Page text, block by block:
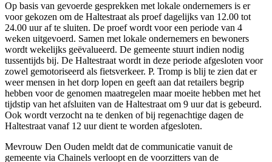
Op basis van gevoerde gesprekken met lokale ondernemers is er
voor gekozen om de Haltestraat als proef dagelijks van 12.00 tot
24.00 uur af te sluiten. De proef wordt voor een periode van 4
weken uitgevoerd. Samen met lokale ondernemers en bewoners
wordt wekelijks geëvalueerd. De gemeente stuurt indien nodig
tussentijds bij. De Haltestraat wordt in deze periode afgesloten voor
zowel gemotoriseerd als fietsverkeer. P. Tromp is blij te zien dat er
weer mensen in het dorp lopen en geeft aan dat retailers begrip
hebben voor de genomen maatregelen maar moeite hebben met het
tijdstip van het afsluiten van de Haltestraat om 9 uur dat is gebeurd.
Ook wordt verzocht na te denken of bij regenachtige dagen de
Haltestraat vanaf 12 uur dient te worden afgesloten.
Mevrouw Den Ouden meldt dat de communicatie vanuit de
gemeente via Chainels verloopt en de voorzitters van de